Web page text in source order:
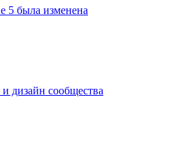
5 была изменена
дизайн сообщества